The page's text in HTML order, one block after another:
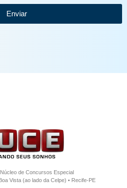
Enviar
de Concursos Especial
Vista (ao lado da Celpe) • Recife-PE